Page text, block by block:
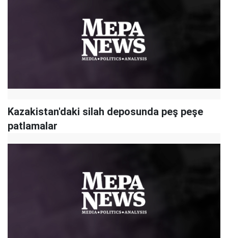
Kazakistan'daki silah deposunda peş peşe
patlamalar